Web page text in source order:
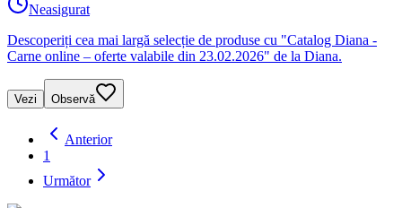
Neasigurat
Descoperiți cea mai largă selecție de produse cu "Catalog Diana -
Carne online – oferte valabile din 23.02.2026" de la Diana.
Vezi Observă
Anterior
1
Următor